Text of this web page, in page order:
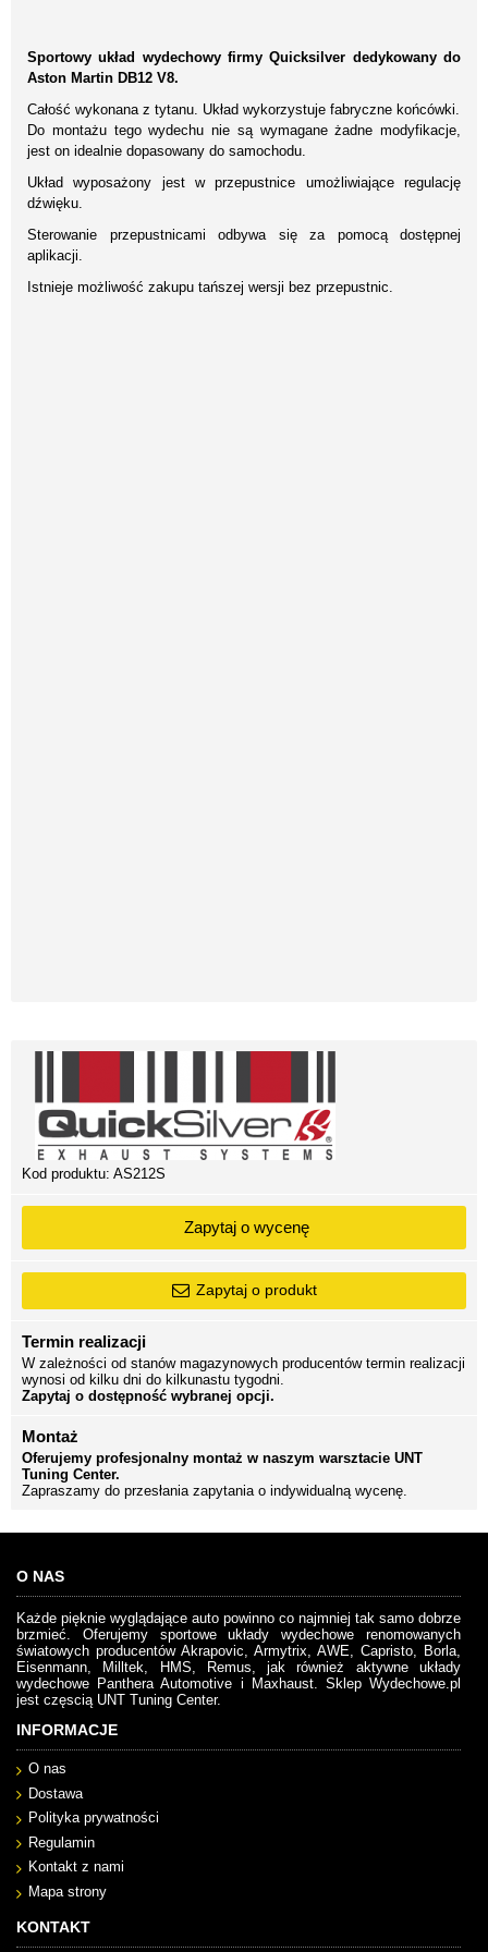
Sportowy układ wydechowy firmy Quicksilver dedykowany do
Aston Martin DB12 V8.
Całość wykonana z tytanu. Układ wykorzystuje fabryczne końcówki.
Do montażu tego wydechu nie są wymagane żadne modyfikacje,
jest on idealnie dopasowany do samochodu.
Układ wyposażony jest w przepustnice umożliwiające regulację
dźwięku.
Sterowanie przepustnicami odbywa się za pomocą dostępnej
aplikacji.
Istnieje możliwość zakupu tańszej wersji bez przepustnic.
Kod produktu: AS212S
Zapytaj o wycenę
Zapytaj o produkt
Termin realizacji
W zależności od stanów magazynowych producentów termin realizacji
wynosi od kilku dni do kilkunastu tygodni.
Zapytaj o dostępność wybranej opcji.
Montaż
Oferujemy profesjonalny montaż w naszym warsztacie UNT
Tuning Center.
Zapraszamy do przesłania zapytania o indywidualną wycenę.
O NAS
Każde pięknie wyglądające auto powinno co najmniej tak samo dobrze
brzmieć. Oferujemy sportowe układy wydechowe renomowanych
światowych producentów Akrapovic, Armytrix, AWE, Capristo, Borla,
Eisenmann, Milltek, HMS, Remus, jak również aktywne układy
wydechowe Panthera Automotive i Maxhaust. Sklep Wydechowe.pl
jest częscią UNT Tuning Center.
INFORMACJE
O nas
Dostawa
Polityka prywatności
Regulamin
Kontakt z nami
Mapa strony
KONTAKT